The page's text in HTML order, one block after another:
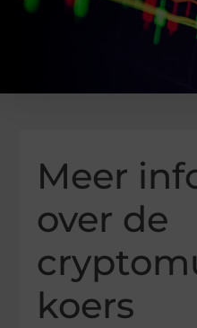
Meer
over de
koers